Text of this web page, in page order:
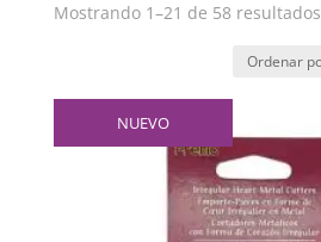
Mostrando 1–21 de 58 resultados
NUEVO